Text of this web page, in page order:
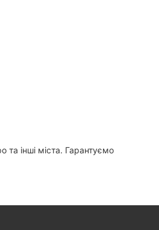
та інші міста. Гарантуємо